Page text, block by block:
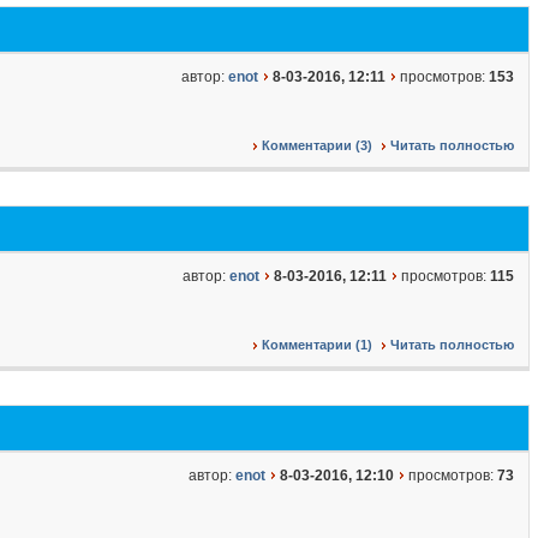
автор: enot 8-03-2016, 12:11 просмотров: 153
Комментарии (3) Читать полностью
автор: enot 8-03-2016, 12:11 просмотров: 115
Комментарии (1) Читать полностью
автор: enot 8-03-2016, 12:10 просмотров: 73